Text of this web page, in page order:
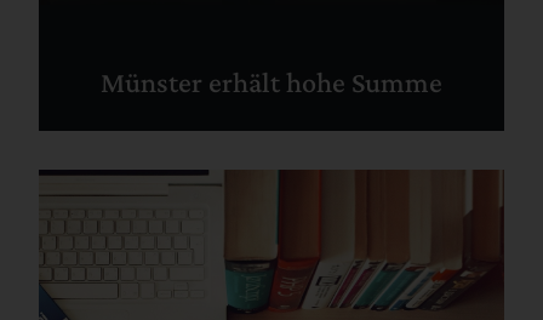
Münster erhält hohe Summe